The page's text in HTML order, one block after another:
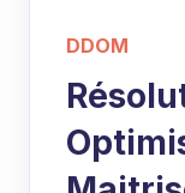
DDOM